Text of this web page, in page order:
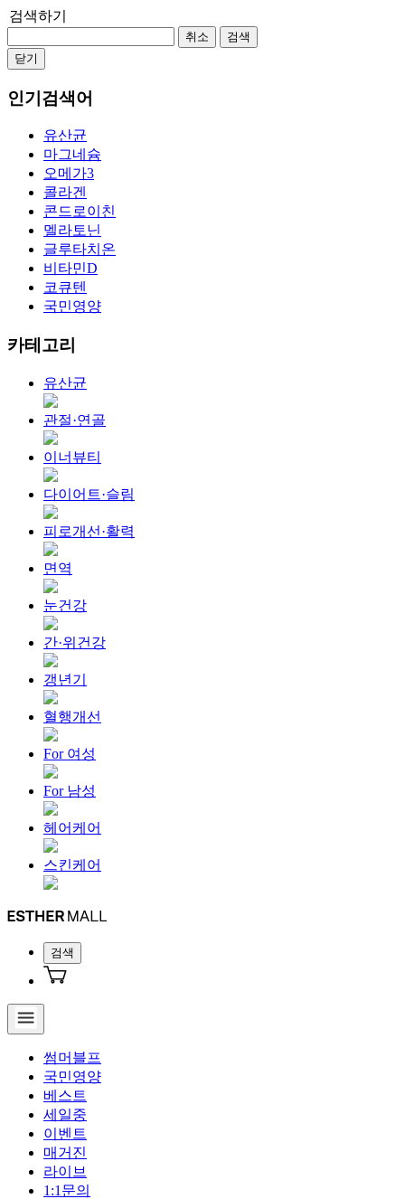
검색하기
취소
검색
닫기
인기검색어
유산균
마그네슘
오메가3
콜라겐
콘드로이친
멜라토닌
글루타치온
비타민D
코큐텐
국민영양
카테고리
유산균
관절·연골
이너뷰티
다이어트·슬림
피로개선·활력
면역
눈건강
간·위건강
갱년기
혈행개선
For 여성
For 남성
헤어케어
스킨케어
검색
썸머블프
국민영양
베스트
세일중
이벤트
매거진
라이브
1:1문의